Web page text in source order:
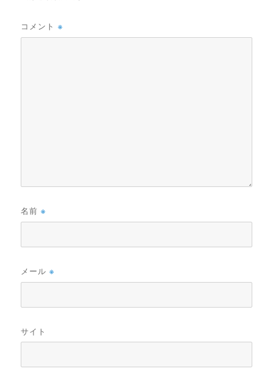
コメント※
名前※
メール※
サイト